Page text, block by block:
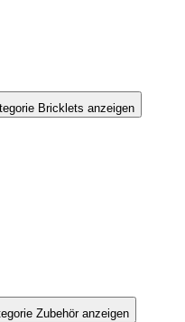
Bricklets anzeigen
Zubehör anzeigen